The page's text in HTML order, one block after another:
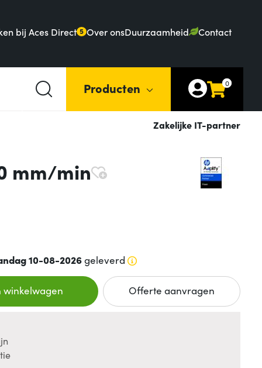
bij Aces Direct 5 Over onsDuurzaamheid Contact
Producten 0
Zakelijke IT-partner
mm/min
10-08-2026geleverd
winkelwagen Offerte aanvragen